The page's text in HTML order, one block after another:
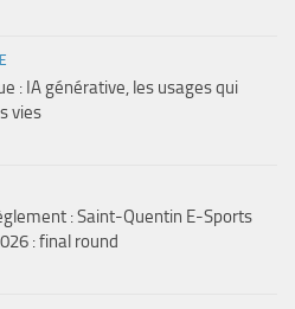
: IA générative, les usages qui
vies
: Saint-Quentin E-Sports
: final round